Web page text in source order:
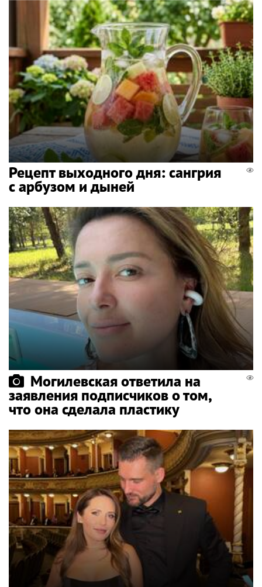
Рецепт выходного дня: сангрия
с арбузом и дыней
Могилевская ответила на
заявления подписчиков о том,
что она сделала пластику